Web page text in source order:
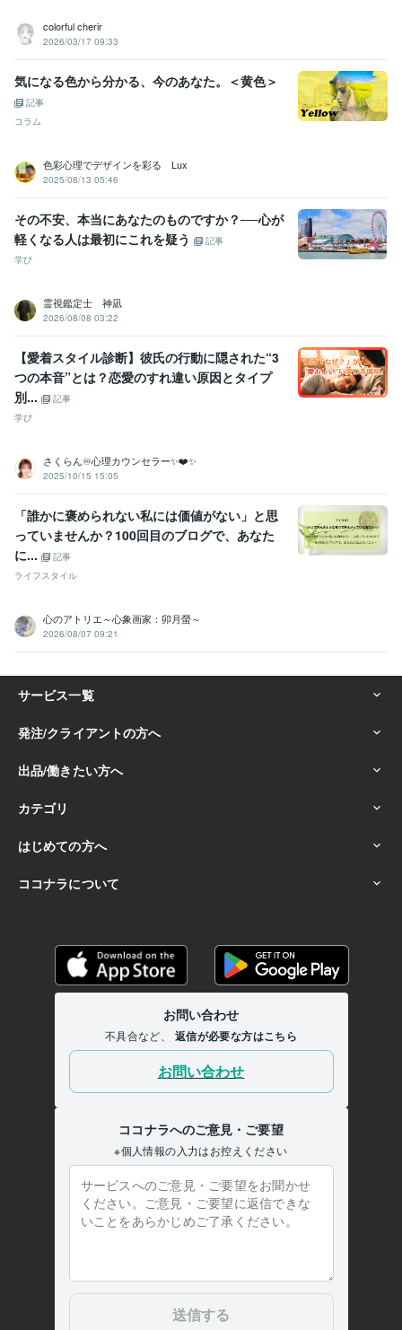
colorful cherir
2026/03/17 09:33
気になる色から分かる、今のあなた。＜黄色＞
記事
コラム
色彩心理でデザインを彩る Lux
2025/08/13 05:46
その不安、本当にあなたのものですか？──心が
軽くなる人は最初にこれを疑う
記事
学び
霊視鑑定士 神凪
2026/08/08 03:22
【愛着スタイル診断】彼氏の行動に隠された“3
つの本音”とは？恋愛のすれ違い原因とタイプ
別...
記事
学び
さくらん♾️心理カウンセラー✨❤️✨
2025/10/15 15:05
「誰かに褒められない私には価値がない」と思
っていませんか？100回目のブログで、あなた
に...
記事
ライフスタイル
心のアトリエ～心象画家：卯月螢～
2026/08/07 09:21